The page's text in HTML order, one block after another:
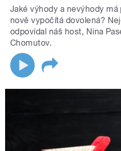
Jaké výhody a nevýhody
nově vypočítá dovolená?
odpovídal náš host, Nina
Chomutov.